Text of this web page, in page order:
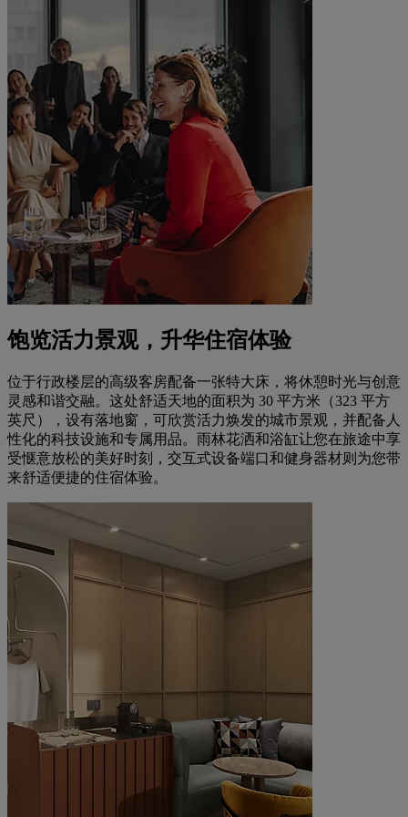
饱览活力景观，升华住宿体验
位于行政楼层的高级客房配备一张特大床，将休憩时光与创意
灵感和谐交融。这处舒适天地的面积为 30 平方米（323 平方
英尺），设有落地窗，可欣赏活力焕发的城市景观，并配备人
性化的科技设施和专属用品。雨林花洒和浴缸让您在旅途中享
受惬意放松的美好时刻，交互式设备端口和健身器材则为您带
来舒适便捷的住宿体验。